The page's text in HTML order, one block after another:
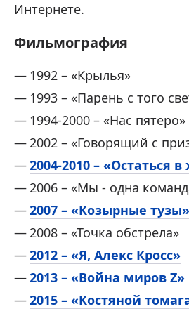
Интернете.
Фильмография
1992 – «Крылья»
1993 – «Парень с того
1994-2000 – «Нас пятеро»
2002 – «Говорящий с
2004-2010 – «Остаться
2006 – «Мы - одна
2007 – «Козырные тузы»
2008 – «Точка обстрела»
2012 – «Я, Алекс Кросс»
2013 – «Война миров Z»
2015 – «Костяной